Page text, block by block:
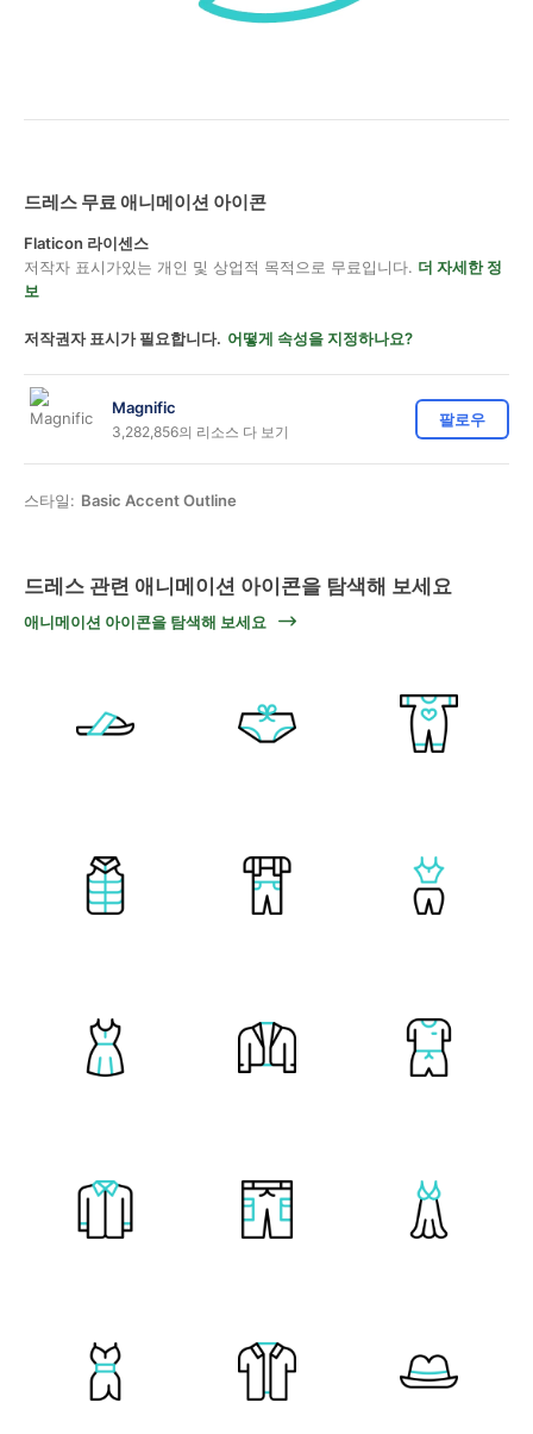
드레스 무료 애니메이션 아이콘
Flaticon 라이센스
저작자 표시가있는 개인 및 상업적 목적으로 무료입니다. 더 자세한 정
보
저작권자 표시가 필요합니다. 어떻게 속성을 지정하나요?
Magnific
3,282,856의 리소스 다 보기
팔로우
스타일: Basic Accent Outline
드레스 관련 애니메이션 아이콘을 탐색해 보세요
애니메이션 아이콘을 탐색해 보세요